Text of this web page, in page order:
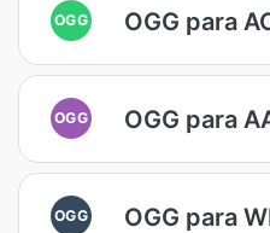
OGG OGG para
OGG OGG para
OGG OGG para